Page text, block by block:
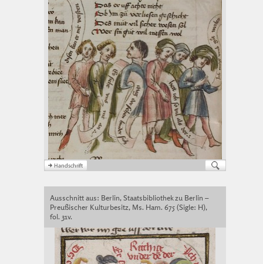
Ausschnitt aus: Berlin, Staatsbibliothek zu Berlin –
Preußischer Kulturbesitz, Ms. Ham. 675 (Sigle: H),
fol. 31v.